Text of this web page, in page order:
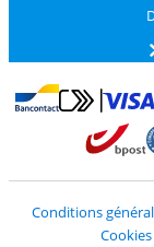
Payer avecPayer avec
Conditions
Cookies